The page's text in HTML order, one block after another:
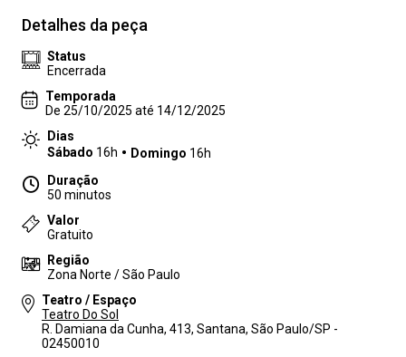
Detalhes da peça
Status
Encerrada
Temporada
De 25/10/2025 até 14/12/2025
Dias
Sábado 16h Domingo 16h
Duração
50 minutos
Valor
Gratuito
Região
Zona Norte / São Paulo
Teatro / Espaço
Teatro Do Sol
R. Damiana da Cunha, 413, Santana, São Paulo/SP -
02450010